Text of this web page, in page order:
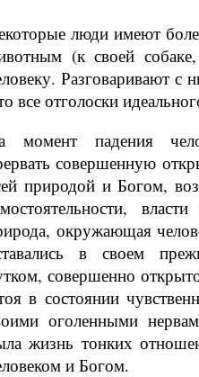
люди имеют
(к своей
Разговари­вают с
все отголоски
момент падения
совершенную
природой и Богом,
окружающая
в своем
совершенно
в сос­тоянии
оголенными
жизнь тонких
и Богом.